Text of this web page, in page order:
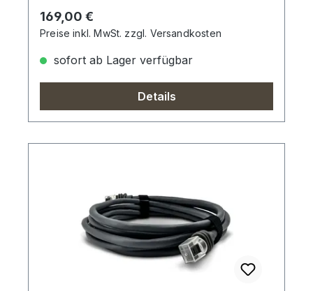
Regulärer Preis:
169,00 €
Preise inkl. MwSt. zzgl. Versandkosten
sofort ab Lager verfügbar
Details